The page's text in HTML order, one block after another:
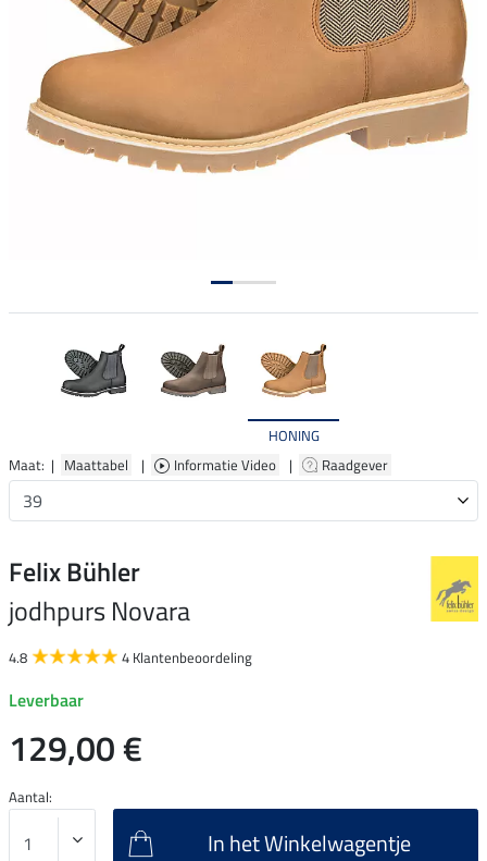
HONING
Maat: | Maattabel | Informatie Video | Raadgever
Felix Bühler
jodhpurs Novara
4.8 4 Klantenbeoordeling
Leverbaar
129,00 €
Aantal:
In het Winkelwagentje